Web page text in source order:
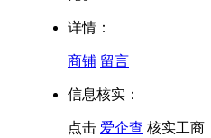
详情：
商铺 留言
信息核实：
点击 爱企查 核实工商